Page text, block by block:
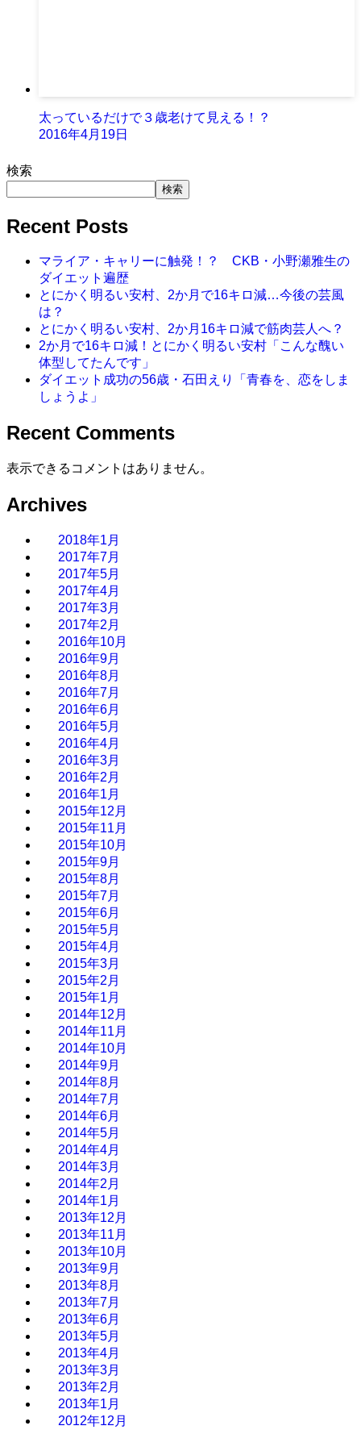
太っているだけで３歳老けて見える！？
2016年4月19日
検索
検索
Recent Posts
マライア・キャリーに触発！？ CKB・小野瀬雅生の
ダイエット遍歴
とにかく明るい安村、2か月で16キロ減…今後の芸風
は？
とにかく明るい安村、2か月16キロ減で筋肉芸人へ？
2か月で16キロ減！とにかく明るい安村「こんな醜い
体型してたんです」
ダイエット成功の56歳・石田えり「青春を、恋をしま
しょうよ」
Recent Comments
表示できるコメントはありません。
Archives
2018年1月
2017年7月
2017年5月
2017年4月
2017年3月
2017年2月
2016年10月
2016年9月
2016年8月
2016年7月
2016年6月
2016年5月
2016年4月
2016年3月
2016年2月
2016年1月
2015年12月
2015年11月
2015年10月
2015年9月
2015年8月
2015年7月
2015年6月
2015年5月
2015年4月
2015年3月
2015年2月
2015年1月
2014年12月
2014年11月
2014年10月
2014年9月
2014年8月
2014年7月
2014年6月
2014年5月
2014年4月
2014年3月
2014年2月
2014年1月
2013年12月
2013年11月
2013年10月
2013年9月
2013年8月
2013年7月
2013年6月
2013年5月
2013年4月
2013年3月
2013年2月
2013年1月
2012年12月